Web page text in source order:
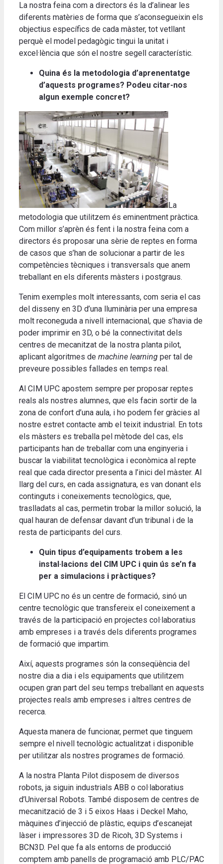
La nostra feina com a directors és la d’alinear les
diferents matèries de forma que s’aconsegueixin els
objectius específics de cada màster, tot vetllant
perquè el model pedagògic tingui la unitat i
excel·lència que són el nostre segell característic.
Quina és la metodologia d’aprenentatge
d’aquests programes? Podeu citar-nos
algun exemple concret?
La
metodologia que utilitzem és eminentment pràctica.
Com millor s’aprèn és fent i la nostra feina com a
directors és proposar una sèrie de reptes en forma
de casos que s’han de solucionar a partir de les
competències tècniques i transversals que anem
treballant en els diferents màsters i postgraus.
Tenim exemples molt interessants, com seria el cas
del disseny en 3D d’una lluminària per una empresa
molt reconeguda a nivell internacional, que s’havia de
poder imprimir en 3D, o bé la connectivitat dels
centres de mecanitzat de la nostra planta pilot,
aplicant algoritmes de machine learning per tal de
preveure possibles fallades en temps real.
Al CIM UPC apostem sempre per proposar reptes
reals als nostres alumnes, que els facin sortir de la
zona de confort d’una aula, i ho podem fer gràcies al
nostre estret contacte amb el teixit industrial. En tots
els màsters es treballa pel mètode del cas, els
participants han de treballar com una enginyeria i
buscar la viabilitat tecnològica i econòmica al repte
real que cada director presenta a l’inici del màster. Al
llarg del curs, en cada assignatura, es van donant els
continguts i coneixements tecnològics, que,
traslladats al cas, permetin trobar la millor solució, la
qual hauran de defensar davant d’un tribunal i de la
resta de participants del curs.
Quin tipus d’equipaments trobem a les
instal·lacions del CIM UPC i quin ús se’n fa
per a simulacions i pràctiques?
El CIM UPC no és un centre de formació, sinó un
centre tecnològic que transfereix el coneixement a
través de la participació en projectes col·laboratius
amb empreses i a través dels diferents programes
de formació que impartim.
Així, aquests programes són la conseqüència del
nostre dia a dia i els equipaments que utilitzem
ocupen gran part del seu temps treballant en aquests
projectes reals amb empreses i altres centres de
recerca.
Aquesta manera de funcionar, permet que tinguem
sempre el nivell tecnològic actualitzat i disponible
per utilitzar als nostres programes de formació.
A la nostra Planta Pilot disposem de diversos
robots, ja siguin industrials ABB o col·laboratius
d’Universal Robots. També disposem de centres de
mecanització de 3 i 5 eixos Haas i Deckel Maho,
màquines d’injecció de plàstic, equips d’escanejat
làser i impressores 3D de Ricoh, 3D Systems i
BCN3D. Pel que fa als entorns de producció
comptem amb panells de programació amb PLC/PAC